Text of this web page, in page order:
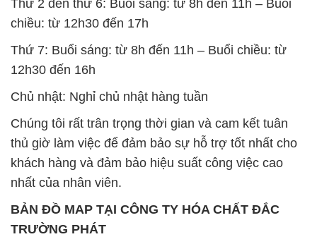
Chủ nhật: Nghỉ chủ nhật hàng tuần
thủ giờ làm việc để đảm bảo sự hỗ trợ tốt nhất cho
khách hàng và đảm bảo hiệu suất công việc cao
nhất của nhân viên.
BẢN ĐỒ MAP TẠI CÔNG TY HÓA CHẤT ĐẮC
TRƯỜNG PHÁT
ĐỊA CHỈ: 1229C Quốc lộ 1A, Phường Bình Trị
Đông B, Quận Bình Tân, Sài Gòn TP. Hồ Chí
Minh